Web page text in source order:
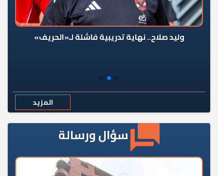
وليد صلاح.. نهاية تدريبية فاشلة لـ«الحريف»
المزيد
سؤال ورسالة